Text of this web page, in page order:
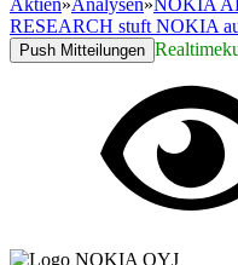
Aktien»Analysen»NOKIA
RESEARCH stuft NOKIA
Push Mitteilungen